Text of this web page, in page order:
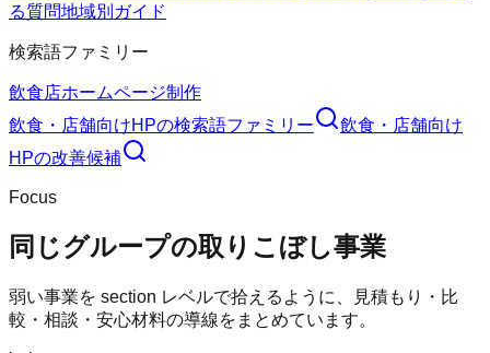
る質問地域別ガイド
検索語ファミリー
飲食店ホームページ制作
飲食・店舗向けHPの検索語ファミリー
飲食・店舗向け
HPの改善候補
Focus
同じグループの取りこぼし事業
弱い事業を section レベルで拾えるように、見積もり・比
較・相談・安心材料の導線をまとめています。